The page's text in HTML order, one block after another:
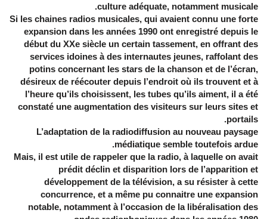
culture adéquate, notamment musicale.
Si les chaines radios musicales, qui avaient connu une forte
expansion dans les années 1990 ont enregistré depuis le
début du XXe siècle un certain tassement, en offrant des
services idoines à des internautes jeunes, raffolant des
potins concernant les stars de la chanson et de l’écran,
désireux de réécouter depuis l’endroit où ils trouvent et à
l’heure qu’ils choisissent, les tubes qu’ils aiment, il a été
constaté une augmentation des visiteurs sur leurs sites et
portails.
L’adaptation de la radiodiffusion au nouveau paysage
médiatique semble toutefois ardue.
Mais, il est utile de rappeler que la radio, à laquelle on avait
prédit déclin et disparition lors de l’apparition et
développement de la télévision, a su résister à cette
concurrence, et a même pu connaitre une expansion
notable, notamment à l’occasion de la libéralisation des